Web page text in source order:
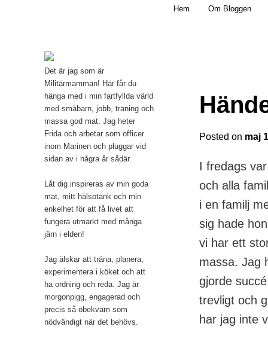
Mamma, militär och märkbart obekväm
Hem Om Bloggen
Posted on maj
I fredags
och alla
i en familj
sig hade
vi har ett
massa. Jag
gjorde
trevligt och
har jag inte
Det är jag som är
Militärmamman! Här får du
hänga med i min fartfyllda värld
med småbarn, jobb, träning och
massa god mat. Jag heter
Frida och arbetar som officer
inom Marinen och pluggar vid
sidan av i några år sådär.
Låt dig inspireras av min goda
mat, mitt hälsotänk och min
enkelhet för att få livet att
fungera utmärkt med många
järn i elden!
Jag älskar att träna, planera,
experimentera i köket och att
ha ordning och reda. Jag är
morgonpigg, engagerad och
precis så obekväm som
nödvändigt när det behövs.